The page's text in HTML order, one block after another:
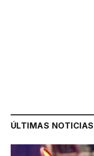
ÚLTIMAS NOTICIAS